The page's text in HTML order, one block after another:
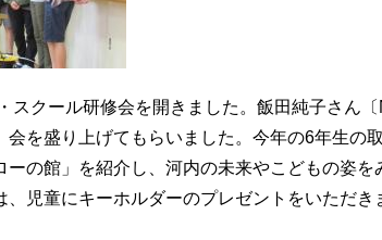
スクール研修会を開きました。飯田純子さん
を盛り上げてもらいました。今年の6年生の
ーの館」を紹介し、河内の未来やこどもの姿
、児童にキーホルダーのプレゼントをいただき